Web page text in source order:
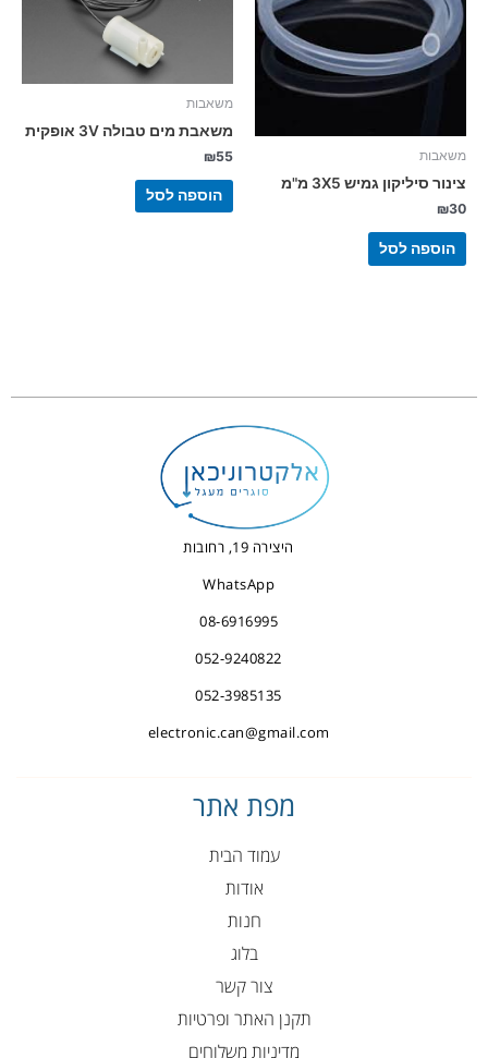
משאבות
צינור סיליקון גמיש 3X5 מ"מ
₪30
הוספה לסל
משאבות
משאבת מים טבולה 3V אופקית
₪55
הוספה לסל
היצירה 19, רחובות
WhatsApp
08-6916995
052-9240822
052-3985135
electronic.can@gmail.com
מפת אתר
עמוד הבית
אודות
חנות
בלוג
צור קשר
תקנן האתר ופרטיות
מדיניות משלוחים